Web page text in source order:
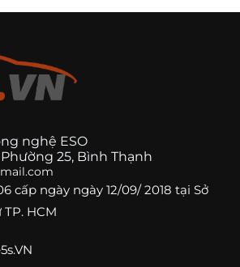
nghệ ESO
25, Bình Thạnh
cấp ngày ngày 12/09/ 2018 tại Sở
HCM